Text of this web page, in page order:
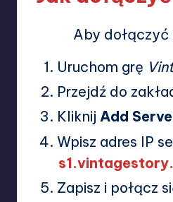
Aby dołączyć
Uruchom grę
Przejdź do
Kliknij Add
Wpisz adres IP
Zapisz i połącz